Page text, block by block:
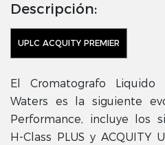
Descripción:
UPLC ACQUITY PREMIER
El Cromatografo Liquido
Waters es la siguiente
Performance, incluye los
H-Class PLUS y ACQUITY